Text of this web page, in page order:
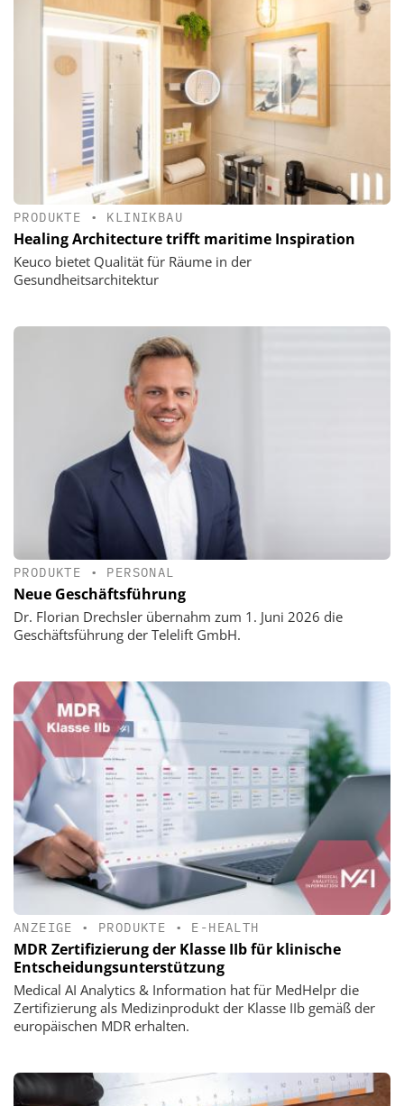
PRODUKTE • KLINIKBAU
Healing Architecture trifft maritime Inspiration
Keuco bietet Qualität für Räume in der
Gesundheitsarchitektur
PRODUKTE • PERSONAL
Neue Geschäftsführung
Dr. Florian Drechsler übernahm zum 1. Juni 2026 die
Geschäftsführung der Telelift GmbH.
ANZEIGE • PRODUKTE • E-HEALTH
MDR Zertifizierung der Klasse IIb für klinische
Entscheidungsunterstützung
Medical AI Analytics & Information hat für MedHelpr die
Zertifizierung als Medizinprodukt der Klasse IIb gemäß der
europäischen MDR erhalten.